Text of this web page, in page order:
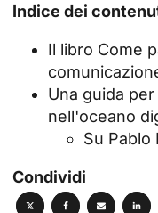
Indice dei
Il libro Come
Una guida
nell'oceano
Su Pablo
Condividi